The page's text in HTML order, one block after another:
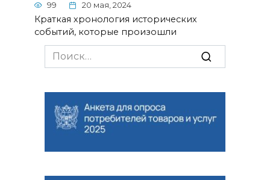
99 20 мая, 2024
Краткая хронология исторических
событий, которые произошли
Search
for: